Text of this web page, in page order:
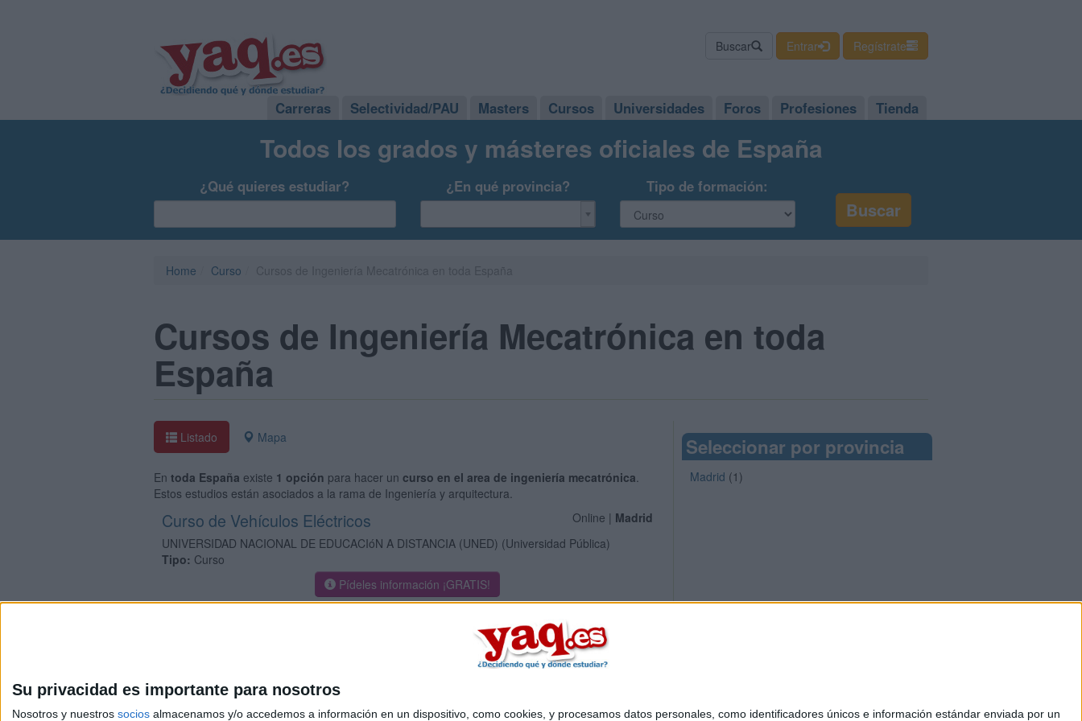
Su privacidad es importante para nosotros
Nosotros y nuestros socios almacenamos y/o accedemos a información en un dispositivo, como cookies, y procesamos datos personales, como identificadores únicos e información estándar enviada por un
Buscar Entrar Regístrate
Carreras Selectividad/PAU Masters Cursos Universidades Foros Profesiones Tienda
Todos los grados y másteres oficiales de España
¿Qué quieres estudiar? ¿En qué provincia? Tipo de formación:
Home Curso
Cursos de Ingeniería Mecatrónica en toda
España
Listado Mapa
En toda España existe 1 opción para hacer un curso en el area de ingeniería mecatrónica.
Estos estudios están asociados a la rama de Ingeniería y arquitectura.
Online | Madrid
Curso de Vehículos Eléctricos
UNIVERSIDAD NACIONAL DE EDUCACIóN A DISTANCIA (UNED) (Universidad Pública)
Tipo: Curso
Pídeles información ¡GRATIS!
Seleccionar por provincia
Madrid (1)